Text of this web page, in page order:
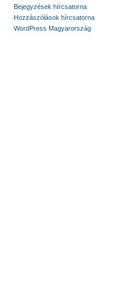
Bejegyzések hírcsatorna
Hozzászólások hírcsatorna
WordPress Magyarország